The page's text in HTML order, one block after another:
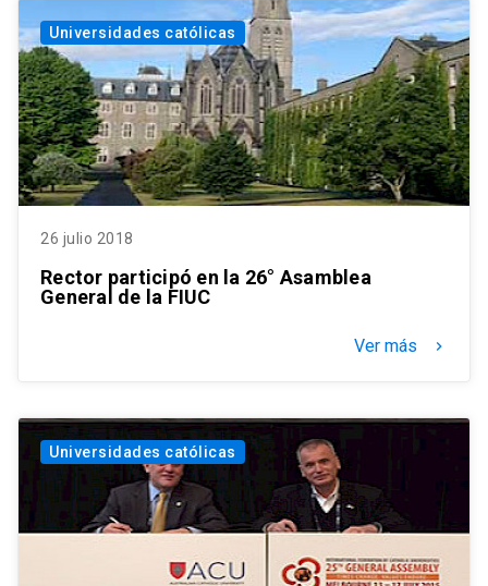
Universidades católicas
26 julio 2018
Rector participó en la 26° Asamblea
General de la FIUC
Ver más keyboard_arrow_right
Universidades católicas